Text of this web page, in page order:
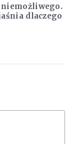
dlaczego